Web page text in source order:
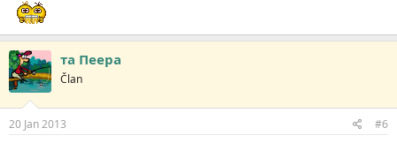
та Пеера
Član
20 Jan 2013 #6